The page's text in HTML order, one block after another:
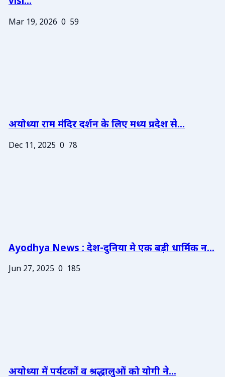
Mar 19, 2026 0 59
अयोध्या राम मंदिर दर्शन के लिए मध्य प्रदेश से...
Dec 11, 2025 0 78
Ayodhya News : देश-दुनिया मे एक बड़ी धार्मिक न...
Jun 27, 2025 0 185
अयोध्या में पर्यटकों व श्रद्धालुओं को योगी ने...